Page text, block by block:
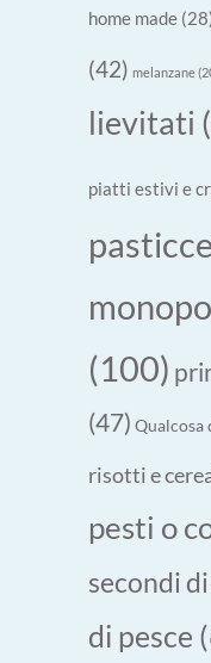
home made
(42) melanzane
lievitati
piatti estivi e
(100)
(47) Qualcosa
risotti e
pesti o
secondi
di pesce